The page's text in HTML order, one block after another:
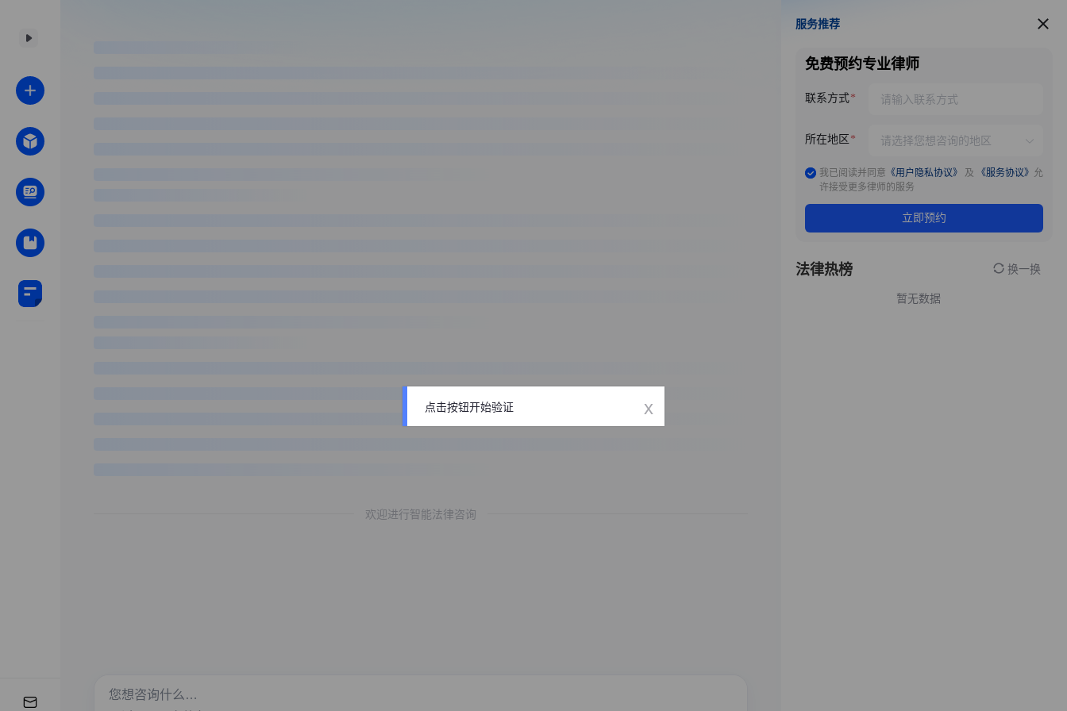
欢迎进行智能法律咨询
服务推荐
服务推荐
免费预约专业律师
联系方式
所在地区
我已阅读并同意 《用户隐私协议》 及 《服务协议》 允
许接受更多律师的服务
立即预约
法律热榜 换一换
暂无数据
点击按钮开始验证 x